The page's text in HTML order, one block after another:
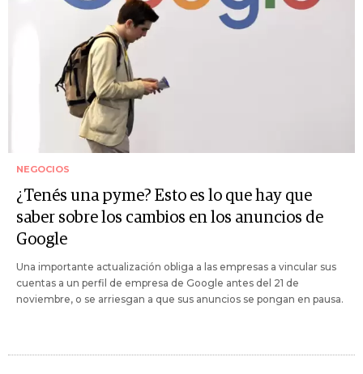
NEGOCIOS
¿Tenés una pyme? Esto es lo que hay que
saber sobre los cambios en los anuncios de
Google
Una importante actualización obliga a las empresas a vincular sus
cuentas a un perfil de empresa de Google antes del 21 de
noviembre, o se arriesgan a que sus anuncios se pongan en pausa.